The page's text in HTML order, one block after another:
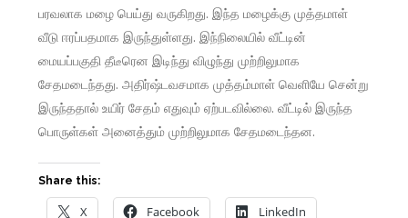
பரவலாக மழை பெய்து வருகிறது. இந்த மழைக்கு முத்தமாள்
வீடு ஈரப்பதமாக இருந்துள்ளது. இந்நிலையில் வீட்டின்
மையப்பகுதி தீடீரென இடிந்து விழுந்து முற்றிலுமாக
சேதமடைந்தது. அதிர்ஷ்டவசமாக முத்தம்மாள் வெளியே சென்று
இருந்ததால் உயிர் சேதம் எதுவும் ஏற்படவில்லை. வீட்டில் இருந்த
பொருள்கள் அனைத்தும் முற்றிலுமாக சேதமடைந்தன.
Share this:
X Facebook LinkedIn